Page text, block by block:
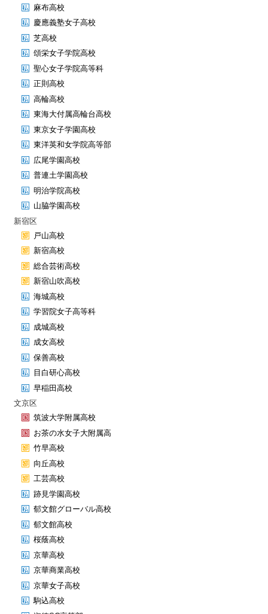
麻布高校
慶應義塾女子高校
芝高校
頌栄女子学院高校
聖心女子学院高等科
正則高校
高輪高校
東海大付属高輪台高校
東京女子学園高校
東洋英和女学院高等部
広尾学園高校
普連土学園高校
明治学院高校
山脇学園高校
新宿区
戸山高校
新宿高校
総合芸術高校
新宿山吹高校
海城高校
学習院女子高等科
成城高校
成女高校
保善高校
目白研心高校
早稲田高校
文京区
筑波大学附属高校
お茶の水女子大附属高
竹早高校
向丘高校
工芸高校
跡見学園高校
郁文館グローバル高校
郁文館高校
桜蔭高校
京華高校
京華商業高校
京華女子高校
駒込高校